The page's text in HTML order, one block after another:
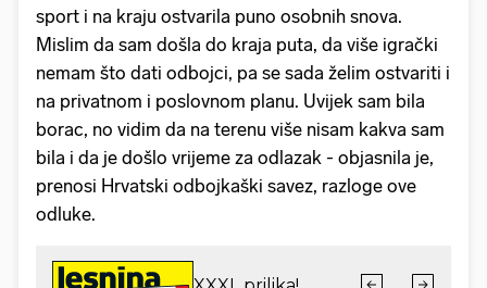
sport i na kraju ostvarila puno osobnih snova.
Mislim da sam došla do kraja puta, da više igrački
nemam što dati odbojci, pa se sada želim ostvariti i
na privatnom i poslovnom planu. Uvijek sam bila
borac, no vidim da na terenu više nisam kakva sam
bila i da je došlo vrijeme za odlazak - objasnila je,
prenosi Hrvatski odbojkaški savez, razloge ove
odluke.